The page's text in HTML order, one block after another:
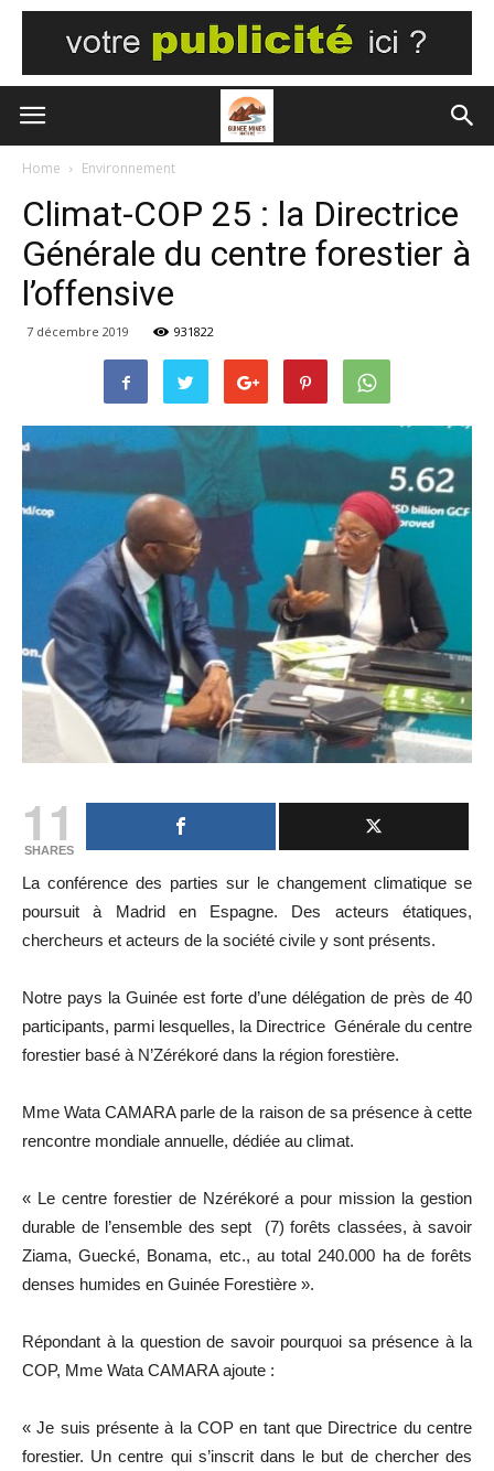
Home Environnement
Climat-COP 25 : la Directrice
Générale du centre forestier à
l’offensive
7 décembre 2019 931822
11
SHARES
La conférence des parties sur le changement climatique se
poursuit à Madrid en Espagne. Des acteurs étatiques,
chercheurs et acteurs de la société civile y sont présents.
Notre pays la Guinée est forte d’une délégation de près de 40
participants, parmi lesquelles, la Directrice Générale du centre
forestier basé à N’Zérékoré dans la région forestière.
Mme Wata CAMARA parle de la raison de sa présence à cette
rencontre mondiale annuelle, dédiée au climat.
« Le centre forestier de Nzérékoré a pour mission la gestion
durable de l’ensemble des sept (7) forêts classées, à savoir
Ziama, Guecké, Bonama, etc., au total 240.000 ha de forêts
denses humides en Guinée Forestière ».
Répondant à la question de savoir pourquoi sa présence à la
COP, Mme Wata CAMARA ajoute :
« Je suis présente à la COP en tant que Directrice du centre
forestier. Un centre qui s’inscrit dans le but de chercher des